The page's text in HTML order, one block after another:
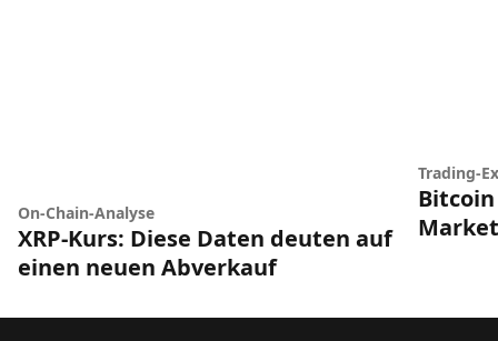
On-Chain-Analyse
XRP-Kurs: Diese Daten deuten auf
einen neuen Abverkauf
Trading-